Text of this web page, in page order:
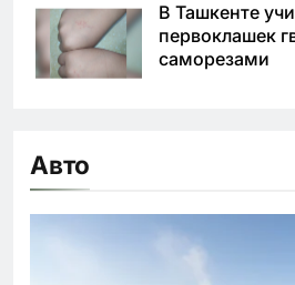
В Ташкенте
первоклашек
саморезами
Авто